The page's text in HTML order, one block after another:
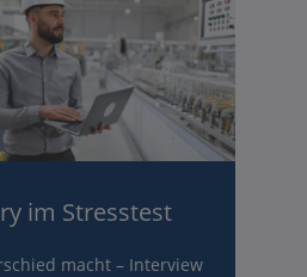
im Stresstest
macht – Interview